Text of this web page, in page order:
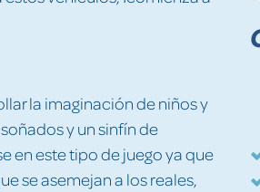
la imaginación de niños y
y un sinfín de
en este tipo de juego ya que
se asemejan a los reales,